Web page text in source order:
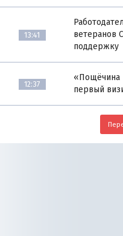
13:41
ветеранов
поддержку
12:37
«Пощёчина
первый